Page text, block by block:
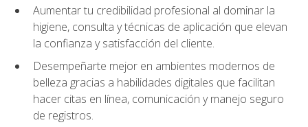
Aumentar tu credibilidad profesional al dominar la
higiene, consulta y técnicas de aplicación que elevan
la confianza y satisfacción del cliente.
Desempeñarte mejor en ambientes modernos de
belleza gracias a habilidades digitales que facilitan
hacer citas en línea, comunicación y manejo seguro
de registros.